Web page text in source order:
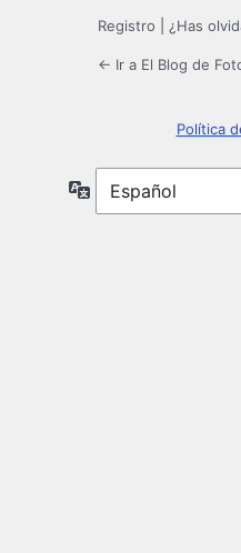
Registro ¿Has
← Ir a El Blog de
Política
Idioma